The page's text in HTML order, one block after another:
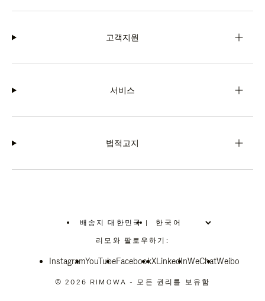
고객지원
서비스
법적고지
배송지 대한민국
위
치
선
십
|
리모와 팔로우하기:
InstagramYouTubeFacebookXLinkedInWeChatWeibo
© 2026 RIMOWA - 모든 권리를 보유함